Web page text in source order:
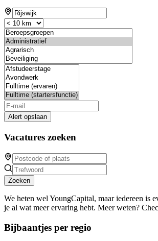
Alert opslaan
Vacatures zoeken
Zoeken
We heten wel YoungCapital, maar iedereen is
je al wat meer ervaring hebt. Meer weten?
Bijbaantjes per regio